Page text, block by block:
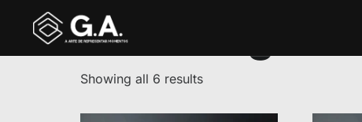
Homenagens
Showing all 6 results